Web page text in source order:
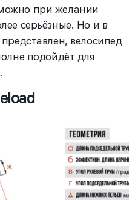
при желании
серьёзные. Но и в
велосипед
подойдёт для